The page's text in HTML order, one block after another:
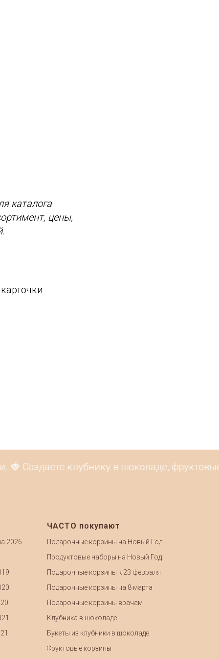
каталога
цены,
клубнику в шоколаде,
2026
ЧАСТО покупают
Подарочные корзины на Новый Год
Продуктовые наборы на Новый Год
Подарочные корзины к 23 февраля
Подарочные корзины на 8 марта
Подарочные корзины врачам
Клубника в шоколаде
Букеты из клубники в шоколаде
Фруктовые корзины